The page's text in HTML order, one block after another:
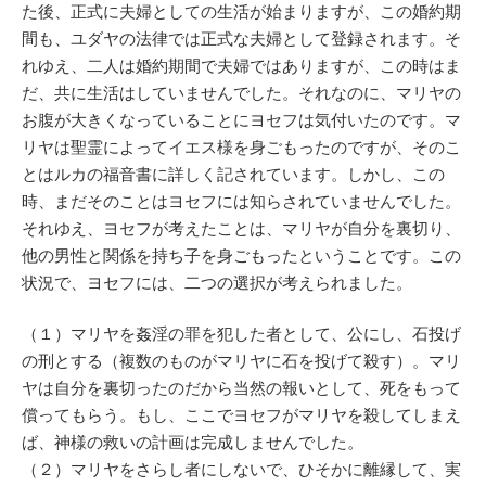
た後、正式に夫婦としての生活が始まりますが、この婚約期
間も、ユダヤの法律では正式な夫婦として登録されます。そ
れゆえ、二人は婚約期間で夫婦ではありますが、この時はま
だ、共に生活はしていませんでした。それなのに、マリヤの
お腹が大きくなっていることにヨセフは気付いたのです。マ
リヤは聖霊によってイエス様を身ごもったのですが、そのこ
とはルカの福音書に詳しく記されています。しかし、この
時、まだそのことはヨセフには知らされていませんでした。
それゆえ、ヨセフが考えたことは、マリヤが自分を裏切り、
他の男性と関係を持ち子を身ごもったということです。この
状況で、ヨセフには、二つの選択が考えられました。
（１）マリヤを姦淫の罪を犯した者として、公にし、石投げ
の刑とする（複数のものがマリヤに石を投げて殺す）。マリ
ヤは自分を裏切ったのだから当然の報いとして、死をもって
償ってもらう。もし、ここでヨセフがマリヤを殺してしまえ
ば、神様の救いの計画は完成しませんでした。
（２）マリヤをさらし者にしないで、ひそかに離縁して、実